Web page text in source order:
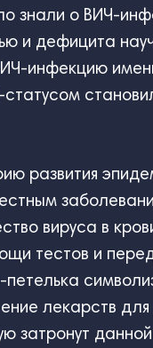
знали о ВИЧ-
и дефицита
инфекцию
развития
вируса в
тестов и
лекарств
затронут